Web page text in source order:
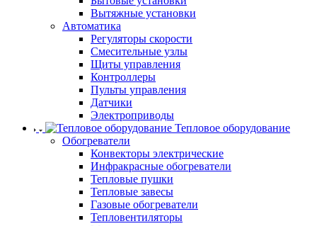
Вытяжные установки
Автоматика
Регуляторы скорости
Смесительные узлы
Щиты управления
Контроллеры
Пульты управления
Датчики
Электроприводы
Тепловое оборудование
Обогреватели
Конвекторы электрические
Инфракрасные обогреватели
Тепловые пушки
Тепловые завесы
Газовые обогреватели
Тепловентиляторы